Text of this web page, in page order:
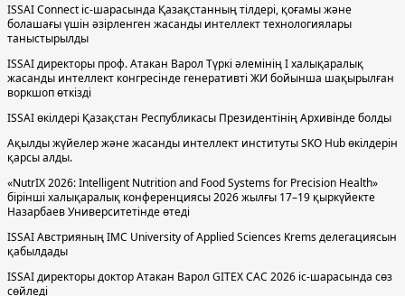
ISSAI Connect іс-шарасында Қазақстанның тілдері, қоғамы және
болашағы үшін әзірленген жасанды интеллект технологиялары
таныстырылды
ISSAI директоры проф. Атакан Варол Түркі әлемінің І халықаралық
жасанды интеллект конгресінде генеративті ЖИ бойынша шақырылған
воркшоп өткізді
ISSAI өкілдері Қазақстан Республикасы Президентінің Архивінде болды
Ақылды жүйелер және жасанды интеллект институты SKO Hub өкілдерін
қарсы алды.
«NutrIX 2026: Intelligent Nutrition and Food Systems for Precision Health»
бірінші халықаралық конференциясы 2026 жылғы 17–19 қыркүйекте
Назарбаев Университетінде өтеді
ISSAI Австрияның IMC University of Applied Sciences Krems делегациясын
қабылдады
ISSAI директоры доктор Атакан Варол GITEX CAC 2026 іс-шарасында сөз
сөйледі